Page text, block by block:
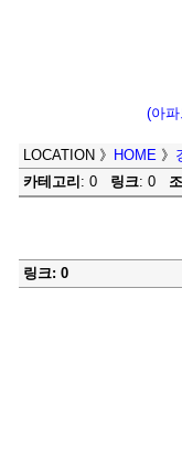
(아
LOCATION 》 HOME 》
카테고리 : 0 링크: 0
링크: 0